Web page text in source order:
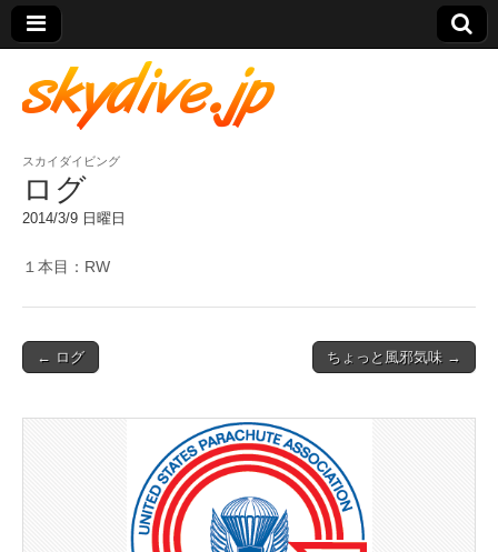
skydive.jp
スカイダイビング
ログ
2014/3/9 日曜日
１本目：RW
Post← ログ ちょっと風邪気味 →